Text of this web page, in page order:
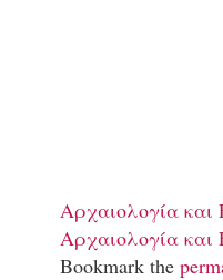
Αρχαιολογία
Αρχαιολογία
Bookmark the